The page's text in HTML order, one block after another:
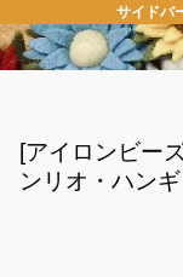
サイドバ
[アイロンビ
ンリオ・ハンギ